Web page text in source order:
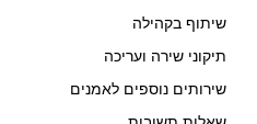
שיתוף בקהילה
תיקוני שירה ועריכה
שירותים נוספים לאמנים